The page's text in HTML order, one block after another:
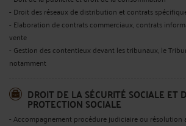
- Droit des réseaux de distribution et contrats
- Elaboration de contrats commerciaux, contrats
vente
- Gestion des contentieux devant les tribunaux, le
notamment
DROIT DE LA SÉCURITÉ SOCIALE ET
PROTECTION SOCIALE
- Accompagnement procédure judiciaire ou résolution